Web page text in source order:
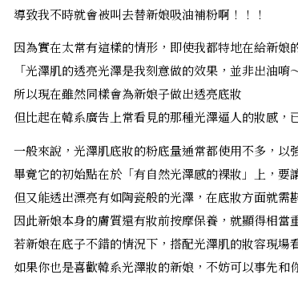
導致我不時就會被叫去替新娘吸油補粉啊！！！
因為實在太常有這樣的情形，即使我都特地在給新娘
「光澤肌的透亮光澤是我刻意做的效果，並非出油
所以現在雖然同樣會為新娘子做出透亮底妝
但比起在韓系廣告上常看見的那種光澤逼人的妝感，
一般來說，光澤肌底妝的粉底量通常都使用不多，以
畢竟它的初始點在於「有自然光澤感的裸妝」上，要
但又能透出漂亮有如陶瓷般的光澤，在底妝方面就需
因此新娘本身的膚質還有妝前按摩保養，就顯得相當
若新娘在底子不錯的情況下，搭配光澤肌的妝容現場
如果你也是喜歡韓系光澤妝的新娘，不妨可以事先和